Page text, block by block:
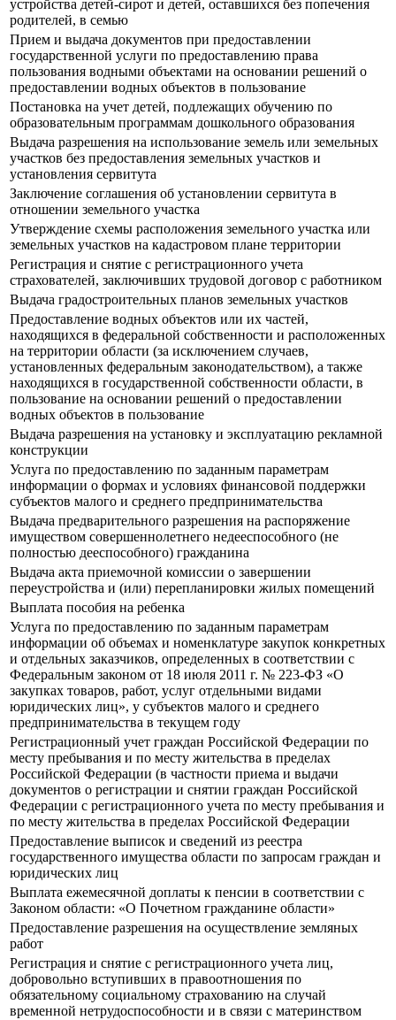
устройства детей-сирот и детей, оставшихся без попечения
родителей, в семью
Прием и выдача документов при предоставлении
государственной услуги по предоставлению права
пользования водными объектами на основании решений о
предоставлении водных объектов в пользование
Постановка на учет детей, подлежащих обучению по
образовательным программам дошкольного образования
Выдача разрешения на использование земель или земельных
участков без предоставления земельных участков и
установления сервитута
Заключение соглашения об установлении сервитута в
отношении земельного участка
Утверждение схемы расположения земельного участка или
земельных участков на кадастровом плане территории
Регистрация и снятие с регистрационного учета
страхователей, заключивших трудовой договор с работником
Выдача градостроительных планов земельных участков
Предоставление водных объектов или их частей,
находящихся в федеральной собственности и расположенных
на территории области (за исключением случаев,
установленных федеральным законодательством), а также
находящихся в государственной собственности области, в
пользование на основании решений о предоставлении
водных объектов в пользование
Выдача разрешения на установку и эксплуатацию рекламной
конструкции
Услуга по предоставлению по заданным параметрам
информации о формах и условиях финансовой поддержки
субъектов малого и среднего предпринимательства
Выдача предварительного разрешения на распоряжение
имуществом совершеннолетнего недееспособного (не
полностью дееспособного) гражданина
Выдача акта приемочной комиссии о завершении
переустройства и (или) перепланировки жилых помещений
Выплата пособия на ребенка
Услуга по предоставлению по заданным параметрам
информации об объемах и номенклатуре закупок конкретных
и отдельных заказчиков, определенных в соответствии с
Федеральным законом от 18 июля 2011 г. № 223-ФЗ «О
закупках товаров, работ, услуг отдельными видами
юридических лиц», у субъектов малого и среднего
предпринимательства в текущем году
Регистрационный учет граждан Российской Федерации по
месту пребывания и по месту жительства в пределах
Российской Федерации (в частности приема и выдачи
документов о регистрации и снятии граждан Российской
Федерации с регистрационного учета по месту пребывания и
по месту жительства в пределах Российской Федерации
Предоставление выписок и сведений из реестра
государственного имущества области по запросам граждан и
юридических лиц
Выплата ежемесячной доплаты к пенсии в соответствии с
Законом области: «О Почетном гражданине области»
Предоставление разрешения на осуществление земляных
работ
Регистрация и снятие с регистрационного учета лиц,
добровольно вступивших в правоотношения по
обязательному социальному страхованию на случай
временной нетрудоспособности и в связи с материнством